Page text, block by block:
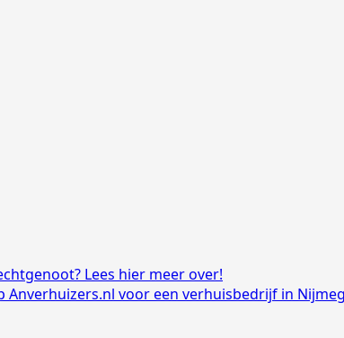
Lees hier meer over!
Anverhuizers.nl voor een verhuisbedrijf in